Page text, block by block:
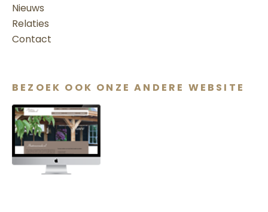
Nieuws
Relaties
Contact
BEZOEK OOK ONZE ANDERE WEBSITE